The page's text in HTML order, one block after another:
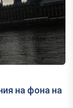
на фона на